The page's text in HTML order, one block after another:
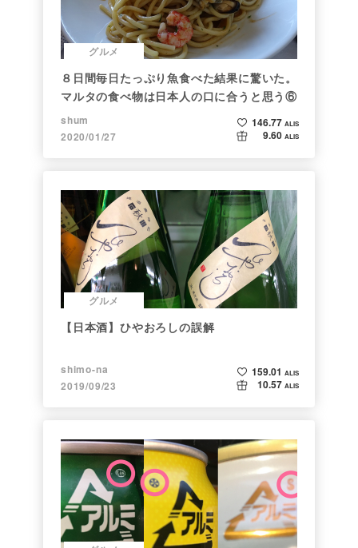
グルメ
８日間毎日たっぷり魚食べた結果に驚いた。
マルタの食べ物は日本人の口に合うと思う⑥
shum
2020/01/27
146.77 ALIS
9.60 ALIS
グルメ
【日本酒】ひやおろしの誤解
shimo-na
2019/09/23
159.01 ALIS
10.57 ALIS